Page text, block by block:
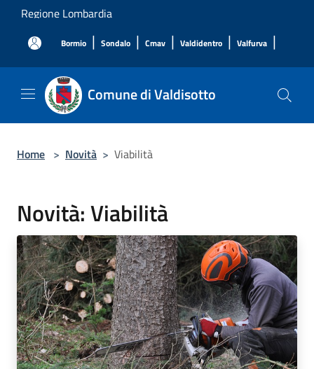
Salta al contenuto principale
Regione Lombardia
Bormio | Sondalo | Cmav | Valdidentro | Valfurva |
Comune di Valdisotto
Home > Novità > Viabilità
Novità: Viabilità